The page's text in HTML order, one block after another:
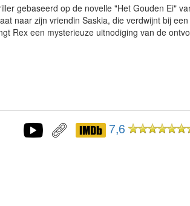
gebaseerd op de novelle "Het Gouden Ei"
naar zijn vriendin Saskia, die verdwijnt bij een
Rex een mysterieuze uitnodiging van de
7,6